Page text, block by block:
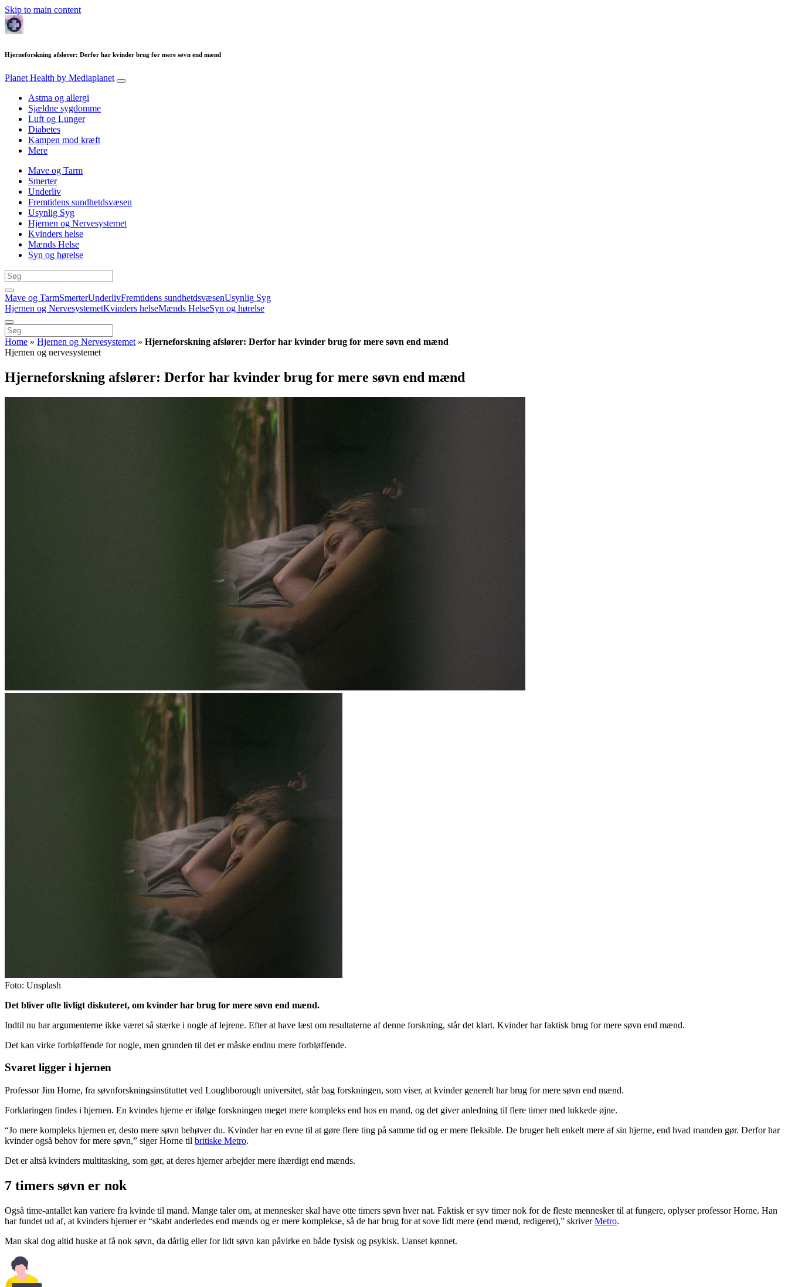
Skip to main content
Hjerneforskning afslører: Derfor har kvinder brug for mere søvn end mænd
Planet Health by Mediaplanet
Astma og allergi
Sjældne sygdomme
Luft og Lunger
Diabetes
Kampen mod kræft
Mere
Mave og Tarm
Smerter
Underliv
Fremtidens sundhetdsvæsen
Usynlig Syg
Hjernen og Nervesystemet
Kvinders helse
Mænds Helse
Syn og hørelse
Mave og TarmSmerterUnderlivFremtidens sundhetdsvæsenUsynlig Syg
Hjernen og NervesystemetKvinders helseMænds HelseSyn og hørelse
Home » Hjernen og Nervesystemet » Hjerneforskning afslører: Derfor har kvinder brug for mere søvn end mænd
Hjernen og nervesystemet
Hjerneforskning afslører: Derfor har kvinder brug for mere søvn end mænd
Foto: Unsplash
Det bliver ofte livligt diskuteret, om kvinder har brug for mere søvn end mænd.
Indtil nu har argumenterne ikke været så stærke i nogle af lejrene. Efter at have læst om resultaterne af denne forskning, står det klart. Kvinder har faktisk brug for mere søvn end mænd.
Det kan virke forbløffende for nogle, men grunden til det er måske endnu mere forbløffende.
Svaret ligger i hjernen
Professor Jim Horne, fra søvnforskningsinstituttet ved Loughborough universitet, står bag forskningen, som viser, at kvinder generelt har brug for mere søvn end mænd.
Forklaringen findes i hjernen. En kvindes hjerne er ifølge forskningen meget mere kompleks end hos en mand, og det giver anledning til flere timer med lukkede øjne.
“Jo mere kompleks hjernen er, desto mere søvn behøver du. Kvinder har en evne til at gøre flere ting på samme tid og er mere fleksible. De bruger helt enkelt mere af sin hjerne, end hvad manden gør. Derfor har
kvinder også behov for mere søvn,” siger Horne til britiske Metro.
Det er altså kvinders multitasking, som gør, at deres hjerner arbejder mere ihærdigt end mænds.
7 timers søvn er nok
Også time-antallet kan variere fra kvinde til mand. Mange taler om, at mennesker skal have otte timers søvn hver nat. Faktisk er syv timer nok for de fleste mennesker til at fungere, oplyser professor Horne. Han
har fundet ud af, at kvinders hjerner er “skabt anderledes end mænds og er mere komplekse, så de har brug for at sove lidt mere (end mænd, redigeret),” skriverMetro.
Man skal dog altid huske at få nok søvn, da dårlig eller for lidt søvn kan påvirke en både fysisk og psykisk. Uanset kønnet.